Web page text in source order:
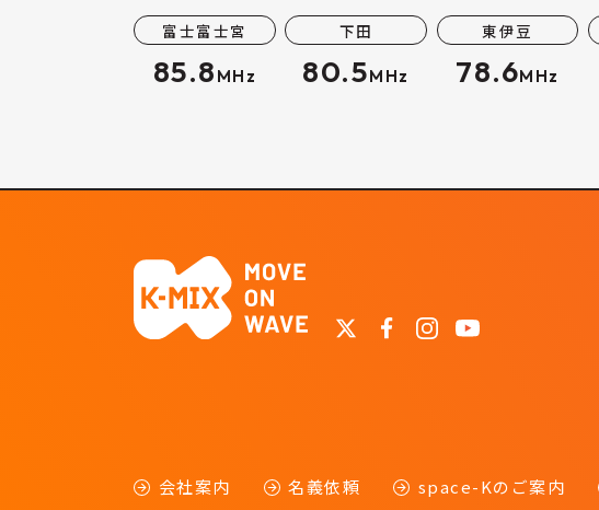
富士富士宮
85.8 MHz
下田
80.5MHz
東伊豆
78.6MHz
会社案内 名義依頼 space-Kのご案内